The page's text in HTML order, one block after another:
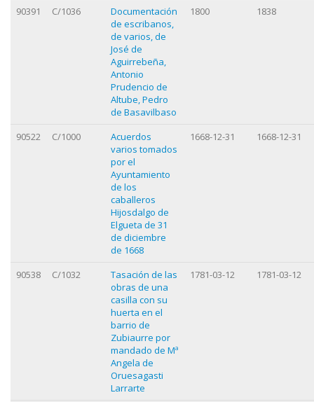
90391 C/1036
Documentación
de escribanos,
de varios, de
José de
Aguirrebeña,
Antonio
Prudencio de
Altube, Pedro
de Basavilbaso
1800 1838
90522 C/1000
Acuerdos
varios tomados
por el
Ayuntamiento
de los
caballeros
Hijosdalgo de
Elgueta de 31
de diciembre
de 1668
1668-12-31 1668-12-31
90538 C/1032
Tasación de las
obras de una
casilla con su
huerta en el
barrio de
Zubiaurre por
mandado de Mª
Angela de
Oruesagasti
Larrarte
1781-03-12 1781-03-12